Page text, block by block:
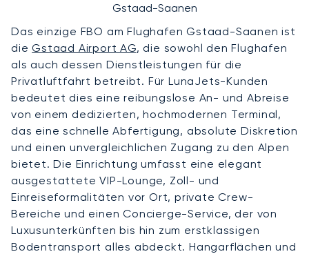
Gstaad-Saanen
Das einzige FBO am Flughafen Gstaad-Saanen ist
dieGstaad Airport AG, die sowohl den Flughafen
als auch dessen Dienstleistungen für die
Privatluftfahrt betreibt. Für LunaJets-Kunden
bedeutet dies eine reibungslose An- und Abreise
von einem dedizierten, hochmodernen Terminal,
das eine schnelle Abfertigung, absolute Diskretion
und einen unvergleichlichen Zugang zu den Alpen
bietet. Die Einrichtung umfasst eine elegant
ausgestattete VIP-Lounge, Zoll- und
Einreiseformalitäten vor Ort, private Crew-
Bereiche und einen Concierge-Service, der von
Luxusunterkünften bis hin zum erstklassigen
Bodentransport alles abdeckt. Hangarflächen und